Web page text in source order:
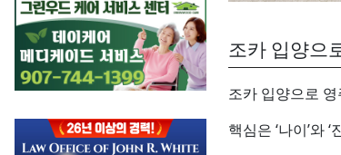
조카 입양으
조카 입양으로
핵심은 ‘나이’와